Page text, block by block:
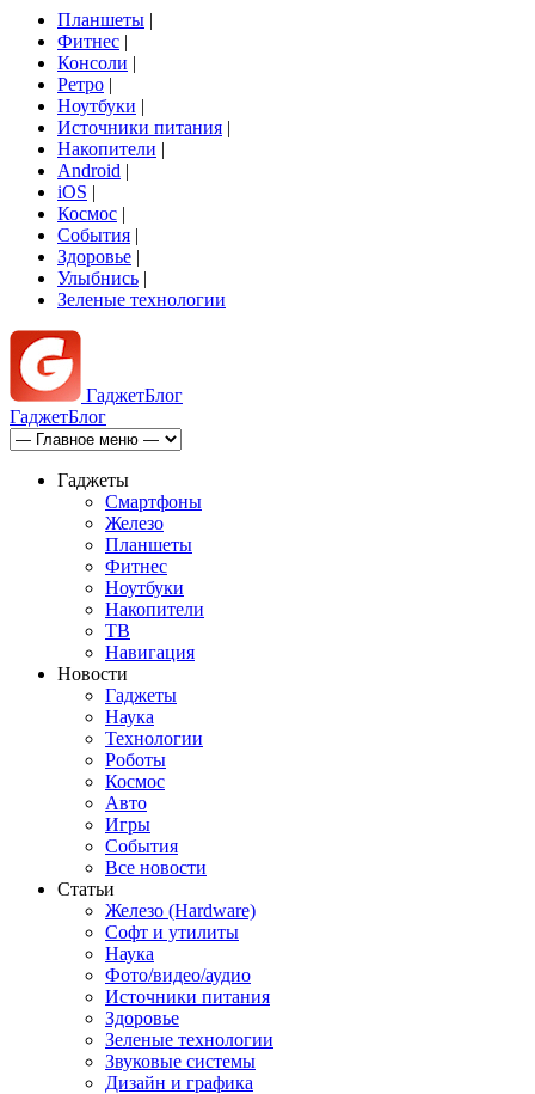
Планшеты |
Фитнес |
Консоли |
Ретро |
Ноутбуки |
Источники питания |
Накопители |
Android |
iOS |
Космос |
События |
Здоровье |
Улыбнись |
Зеленые технологии
ГаджетБлог
ГаджетБлог
Гаджеты
Смартфоны
Железо
Планшеты
Фитнес
Ноутбуки
Накопители
ТВ
Навигация
Новости
Гаджеты
Наука
Технологии
Роботы
Космос
Авто
Игры
События
Все новости
Статьи
Железо (Hardware)
Софт и утилиты
Наука
Фото/видео/аудио
Источники питания
Здоровье
Зеленые технологии
Звуковые системы
Дизайн и графика